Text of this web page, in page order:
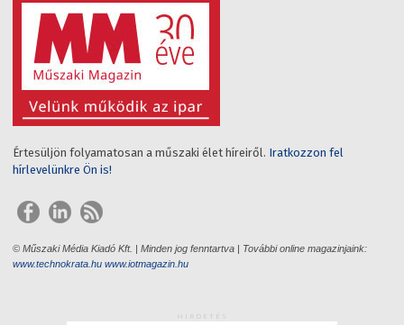
Értesüljön folyamatosan a műszaki élet híreiről. Iratkozzon fel
hírlevelünkre Ön is!
© Műszaki Média Kiadó Kft. | Minden jog fenntartva | További online magazinjaink:
www.technokrata.hu www.iotmagazin.hu
HIRDETÉS